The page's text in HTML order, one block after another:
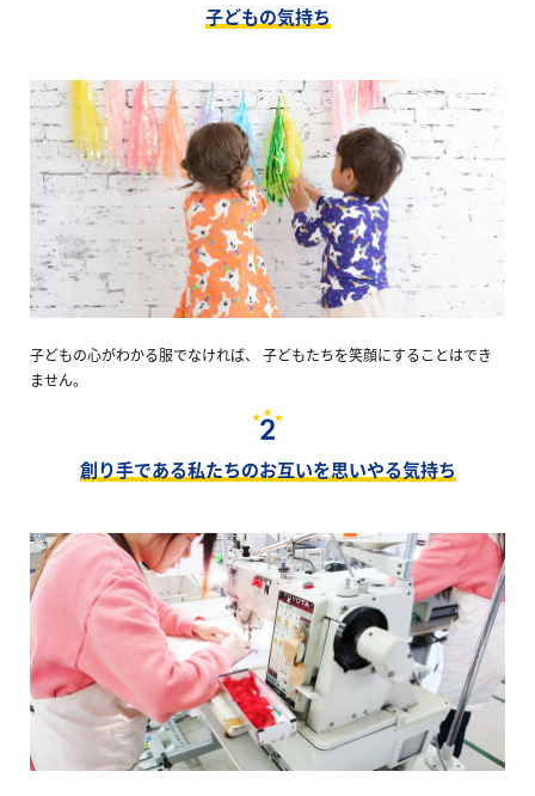
子どもの気持ち
子どもの心がわかる服でなければ、 子どもたちを笑顔にすることはでき
ません。
創り手である私たちのお互いを思いやる気持ち